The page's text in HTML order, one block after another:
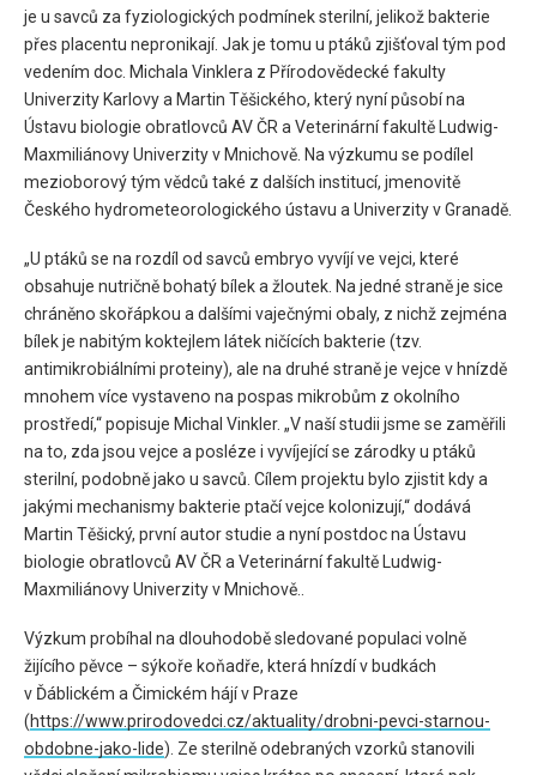
je u savců za fyziologických podmínek sterilní, jelikož bakterie
přes placentu nepronikají. Jak je tomu u ptáků zjišťoval tým pod
vedením doc. Michala Vinklera z Přírodovědecké fakulty
Univerzity Karlovy a Martin Těšického, který nyní působí na
Ústavu biologie obratlovců AV ČR a Veterinární fakultě Ludwig-
Maxmiliánovy Univerzity v Mnichově. Na výzkumu se podílel
mezioborový tým vědců také z dalších institucí, jmenovitě
Českého hydrometeorologického ústavu a Univerzity v Granadě.
„U ptáků se na rozdíl od savců embryo vyvíjí ve vejci, které
obsahuje nutričně bohatý bílek a žloutek. Na jedné straně je sice
chráněno skořápkou a dalšími vaječnými obaly, z nichž zejména
bílek je nabitým koktejlem látek ničících bakterie (tzv.
antimikrobiálními proteiny), ale na druhé straně je vejce v hnízdě
mnohem více vystaveno na pospas mikrobům z okolního
prostředí,“ popisuje Michal Vinkler. „V naší studii jsme se zaměřili
na to, zda jsou vejce a posléze i vyvíjející se zárodky u ptáků
sterilní, podobně jako u savců. Cílem projektu bylo zjistit kdy a
jakými mechanismy bakterie ptačí vejce kolonizují,“ dodává
Martin Těšický, první autor studie a nyní postdoc na Ústavu
biologie obratlovců AV ČR a Veterinární fakultě Ludwig-
Maxmiliánovy Univerzity v Mnichově..
Výzkum probíhal na dlouhodobě sledované populaci volně
žijícího pěvce – sýkoře koňadře, která hnízdí v budkách
v Ďáblickém a Čimickém hájí v Praze
(https://www.prirodovedci.cz/aktuality/drobni-pevci-starnou-
obdobne-jako-lide). Ze sterilně odebraných vzorků stanovili